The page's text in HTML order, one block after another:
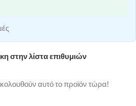
στην λίστα επιθυμιών
αυτό το προϊόν τώρα!